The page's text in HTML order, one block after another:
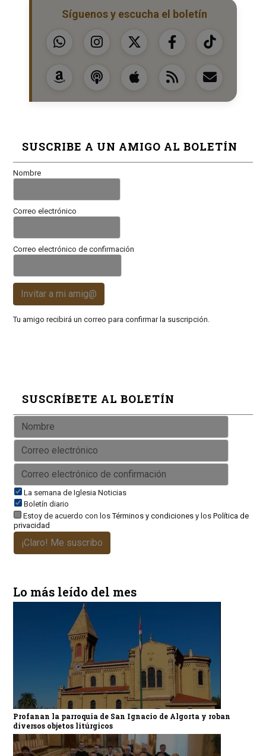
Síguenos y escucha el boletín
SUSCRIBE A UN AMIGO AL BOLETÍN
Nombre
Correo electrónico
Correo electrónico de confirmación
Invitar a mi amig@
Tu amigo recibirá un correo para confirmar la suscripción.
SUSCRÍBETE AL BOLETÍN
La semana de Iglesia Noticias
Boletín diario
Estoy de acuerdo con losTérminos y condicionesy los Política de
privacidad
¡Claro! Me suscribo
Lo más leído del mes
Profanan la parroquia de San Ignacio de Algorta y roban
diversos objetos litúrgicos